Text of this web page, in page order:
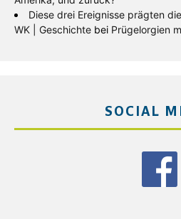
Diese drei Ereignisse prägten
WK | Geschichte bei Prügelorgien
SOCIAL